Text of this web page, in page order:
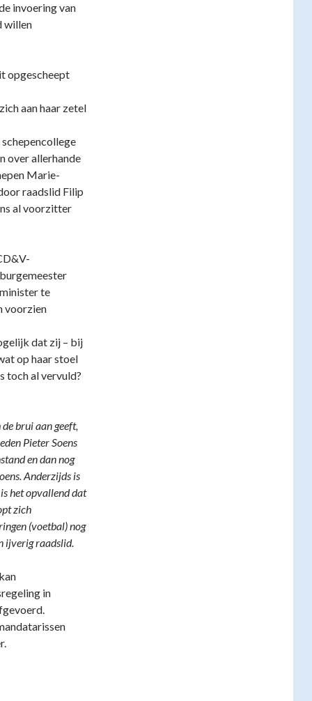
invoering van
willen
opgescheept
aan haar zetel
over allerhande
Marie-
raadslid Filip
al voorzitter
te
voorzien
dat zij – bij
op haar stoel
toch al vervuld?
brui aan geeft,
Pieter Soens
en dan nog
Anderzijds is
het opvallend dat
zich
(voetbal) nog
ijverig raadslid.
in